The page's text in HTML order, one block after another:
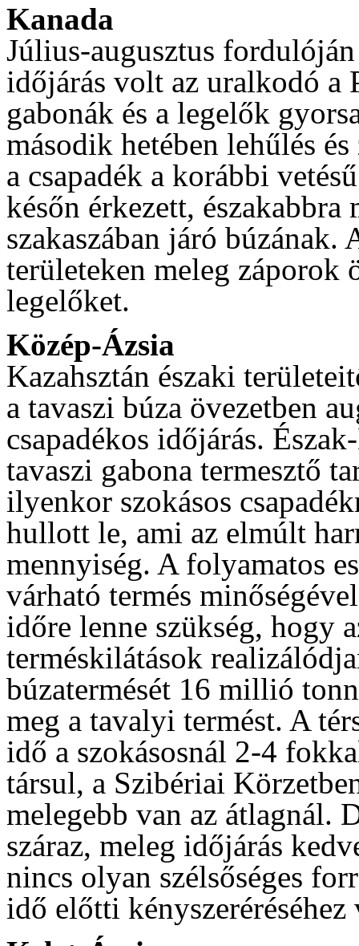
Kanada
Július-augusztus
időjárás volt az uralkodó a
gabonák és a legelők
második hetében lehűlés
a csapadék a korábbi
későn érkezett,
szakaszában járó búzának.
területeken meleg záporok
legelőket.
Közép-Ázsia
Kazahsztán északi
a tavaszi búza övezetben
csapadékos időjárás.
tavaszi gabona termesztő
ilyenkor szokásos
hullott le, ami az elmúlt
mennyiség. A folyamatos
várható termés
időre lenne szükség, hogy
terméskilátások
búzatermését 16 millió
meg a tavalyi termést. A
idő a szokásosnál 2-4
társul, a Szibériai
melegebb van az átlagnál.
száraz, meleg időjárás
nincs olyan szélsőséges
idő előtti kényszeréréséhez